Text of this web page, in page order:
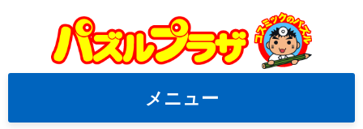
content
メニュー